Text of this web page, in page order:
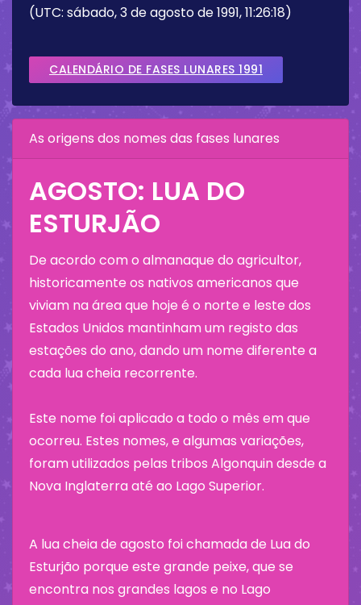
(UTC: sábado, 3 de agosto de 1991, 11:26:18)
CALENDÁRIO DE FASES LUNARES 1991
As origens dos nomes das fases lunares
AGOSTO: LUA DO
ESTURJÃO
De acordo com o almanaque do agricultor,
historicamente os nativos americanos que
viviam na área que hoje é o norte e leste dos
Estados Unidos mantinham um registo das
estações do ano, dando um nome diferente a
cada lua cheia recorrente.
Este nome foi aplicado a todo o mês em que
ocorreu. Estes nomes, e algumas variações,
foram utilizados pelas tribos Algonquin desde a
Nova Inglaterra até ao Lago Superior.
A lua cheia de agosto foi chamada de Lua do
Esturjão porque este grande peixe, que se
encontra nos grandes lagos e no Lago